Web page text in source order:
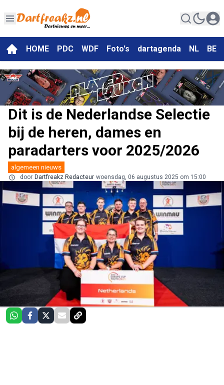
HOME PDC WDF Foto's dartagenda NL BE
Dit is de Nederlandse Selectie
bij de heren, dames en
paradarters voor 2025/2026
algemeen nieuws
door Dartfreakz Redacteur woensdag, 06 augustus 2025 om 15:00